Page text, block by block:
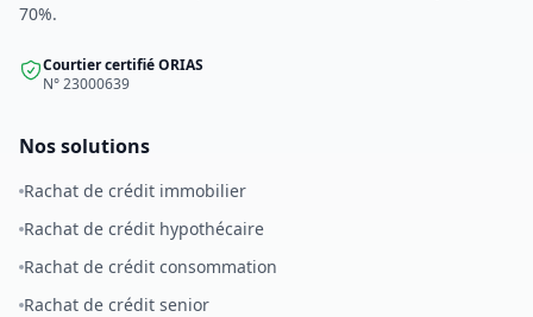
70%.
Courtier certifié ORIAS
N° 23000639
Nos solutions
Rachat de crédit immobilier
Rachat de crédit hypothécaire
Rachat de crédit consommation
Rachat de crédit senior